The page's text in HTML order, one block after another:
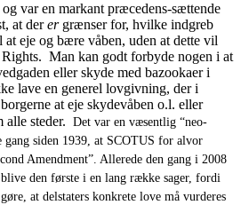
var en markant præcedens-sættende
at derergrænser for, hvilke indgreb
eje og bære våben, uden at dette vil
Man kan godt forbyde nogen i at
eller skyde med bazookaer i
lave en generel lovgivning, der i
at eje skydevåben o.l. eller
alle steder. Det var en væsentlig “neo-
siden 1939, at SCOTUS for alvor
Amendment”. Allerede den gang i 2008
den første i en lang række sager, fordi
at delstaters konkrete love må vurderes